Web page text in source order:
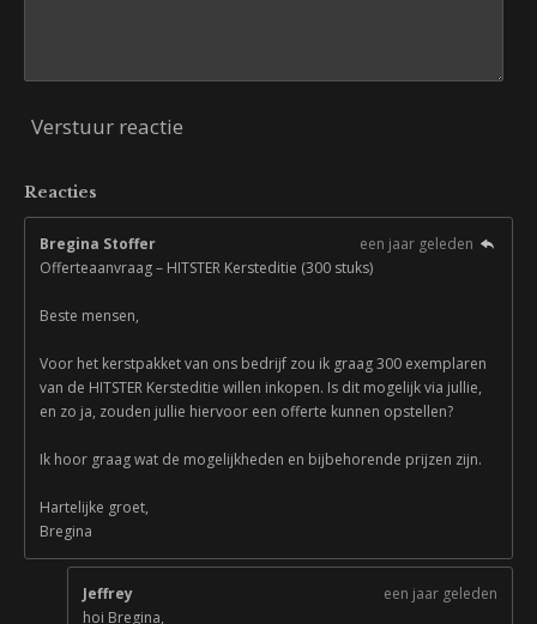
Verstuur reactie
Reacties
Bregina Stoffer
een jaar geleden
Offerteaanvraag – HITSTER Kersteditie (300 stuks)
Beste mensen,
Voor het kerstpakket van ons bedrijf zou ik graag 300 exemplaren
van de HITSTER Kersteditie willen inkopen. Is dit mogelijk via jullie,
en zo ja, zouden jullie hiervoor een offerte kunnen opstellen?
Ik hoor graag wat de mogelijkheden en bijbehorende prijzen zijn.
Hartelijke groet,
Bregina
Jeffrey
een jaar geleden
hoi Bregina,